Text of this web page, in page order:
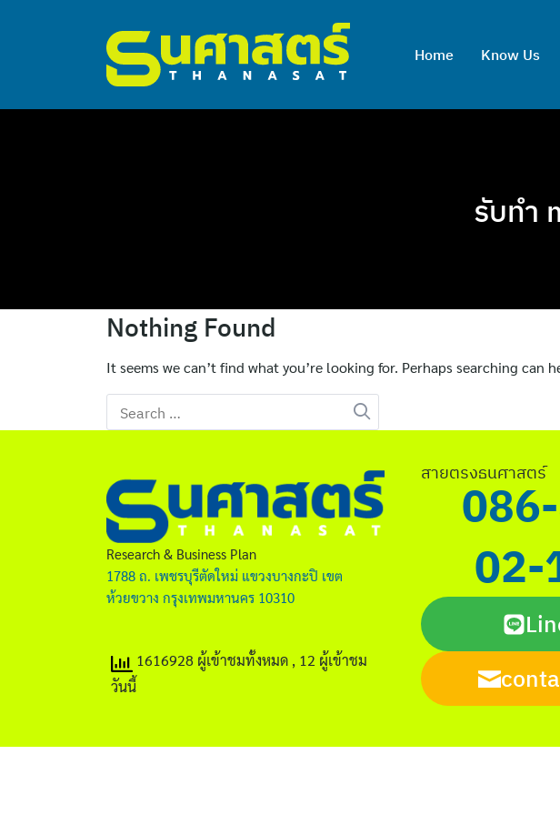
Home Know Us
English
for:
รับทำ
Nothing Found
It seems we can’t find what you’re looking for. Perhaps searching can
Search
for:
Research & Business Plan
1788 ถ. เพชรบุรีตัดใหม่ แขวงบางกะปิ เขต
ห้วยขวาง กรุงเทพมหานคร 10310
1616928 ผู้เข้าชมทั้งหมด , 12 ผู้เข้าชม
วันนี้
สายตรงธนศาสตร์
02-